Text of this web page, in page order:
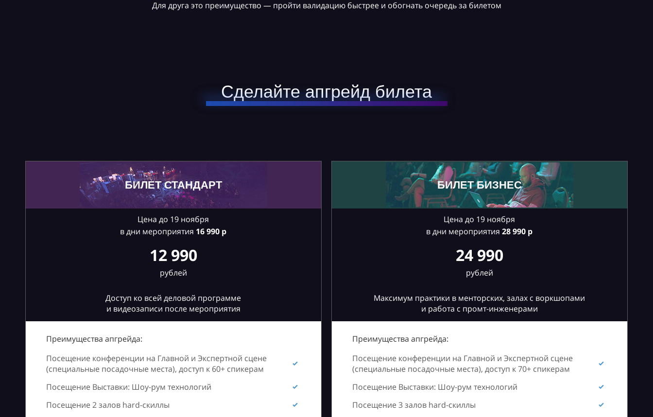
Для друга это преимущество — пройти валидацию быстрее и обогнать очередь за билетом
Сделайте апгрейд билета
БИЛЕТ СТАНДАРТ
Цена до 19 ноября
в дни мероприятия 16990 р
12 990
рублей
Доступ ко всей деловой программе
и видеозаписи после мероприятия
Преимущества апгрейда:
Посещение конференции на Главной и Экспертной сцене
(специальные посадочные места), доступ к 60+ спикерам
Посещение Выставки: Шоу-рум технологий
Посещение 2 залов hard-скиллы
БИЛЕТ БИЗНЕС
Цена до 19 ноября
в дни мероприятия 28990 р
24 990
рублей
Максимум практики в менторских, залах с воркшопами
и работа с промт-инженерами
Преимущества апгрейда:
Посещение конференции на Главной и Экспертной сцене
(специальные посадочные места), доступ к 70+ спикерам
Посещение Выставки: Шоу-рум технологий
Посещение 3 залов hard-скиллы